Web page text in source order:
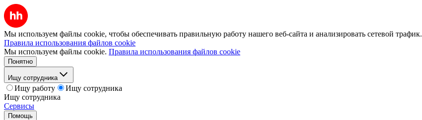
Мы используем файлы cookie, чтобы обеспечивать правильную работу нашего веб-сайта и анализировать сетевой трафик.
Правила использования файлов cookie
Мы используем файлы cookie. Правила использования файлов cookie
Понятно
Ищу сотрудника
Ищу работу
Ищу сотрудника
Ищу сотрудника
Сервисы
Помощь